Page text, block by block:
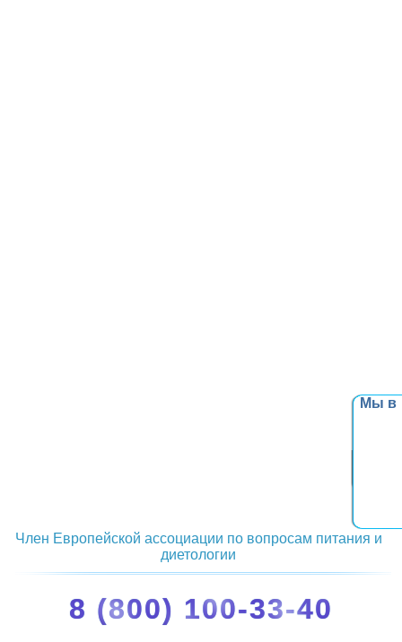
Мы в
Член Европейской ассоциации по вопросам питания и
диетологии
8 (800) 100-33-40